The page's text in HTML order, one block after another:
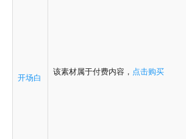
开场白
该素材属于付费内容， 点击购买